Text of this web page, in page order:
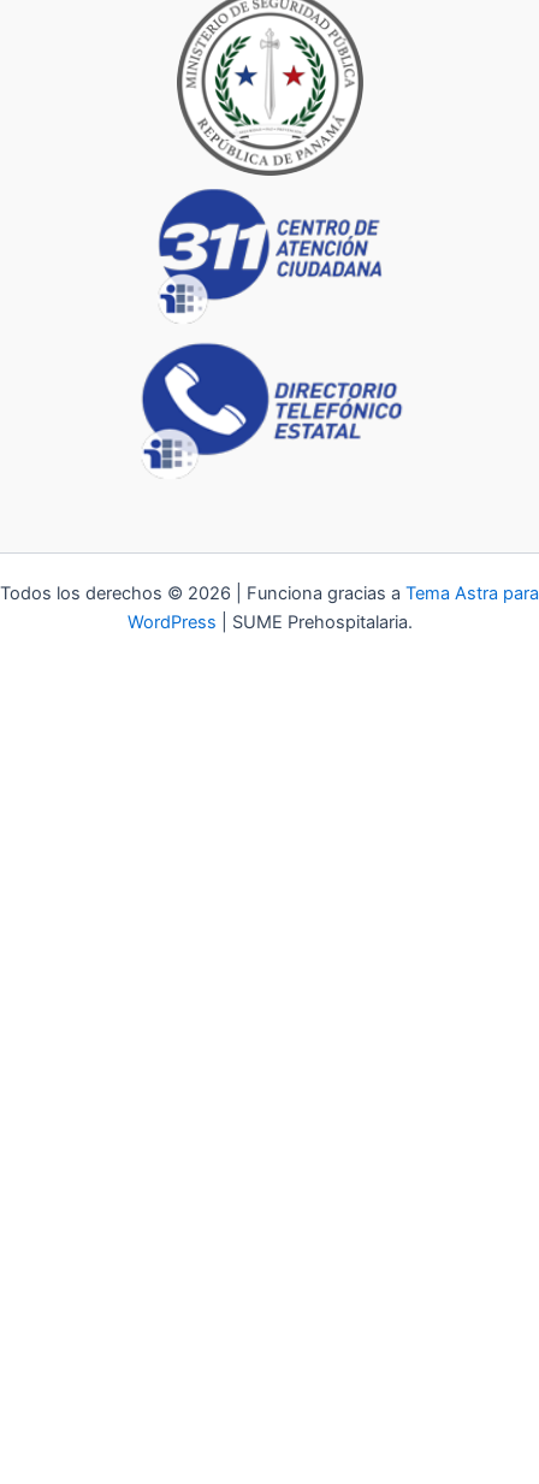
Todos los derechos © 2026 | Funciona gracias a Tema Astra para
WordPress | SUME Prehospitalaria.